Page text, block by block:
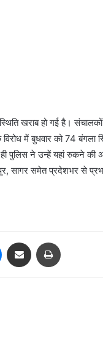
खराब हो गई है।
में बुधवार को 74 बंगला
पुलिस ने उन्हें यहां रुकने
सागर समेत प्रदेशभर से
Messenger
Share via Email